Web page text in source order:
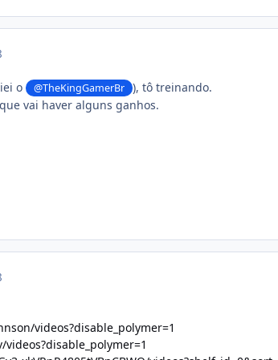
o @TheKingGamerBr ), tô treinando.
vai haver alguns ganhos.
videos?disable_polymer=1